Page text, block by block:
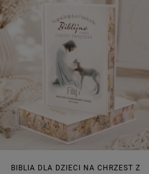
BIBLIA DLA DZIECI NA CHRZEST Z